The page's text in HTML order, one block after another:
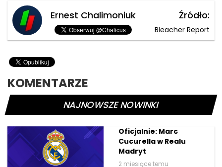
Ernest Chalimoniuk Źródło:
Bleacher Report
KOMENTARZE
NAJNOWSZE NOWINKI
Oficjalnie: Marc
Cucurella w Realu
Madryt
2 miesiące temu